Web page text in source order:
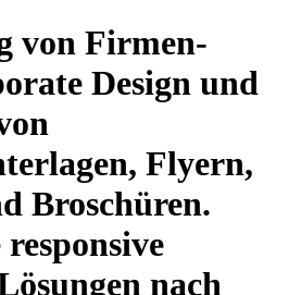
von Firmen-
Design und
Flyern,
Broschüren.
nach